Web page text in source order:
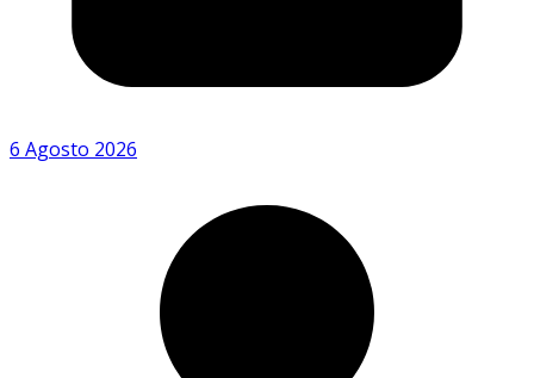
6 Agosto 2026